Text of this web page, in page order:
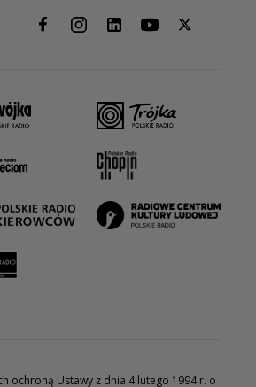
ochroną Ustawy z dnia 4 lutego 1994 r. o